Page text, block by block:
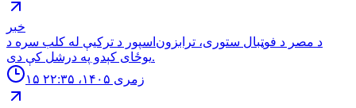
خبر
د مصر د فوټبال ستوری، ترابزون‌اسپور د ترکیې له کلب سره د
یوځای کېدو په درشل کې دی.
۱۵ زمری ۱۴۰۵، ۲۲:۳۵